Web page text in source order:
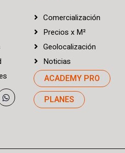
Comercialización
Preciosx M²
Geolocalización
Noticias
ACADEMY PRO
PLANES